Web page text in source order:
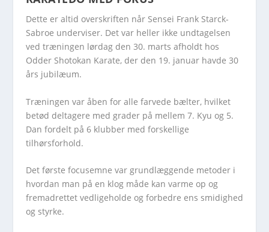
Dette er altid overskriften når Sensei Frank Starck-
Sabroe underviser. Det var heller ikke undtagelsen
ved træningen lørdag den 30. marts afholdt hos
Odder Shotokan Karate, der den 19. januar havde 30
års jubilæum.
Træningen var åben for alle farvede bælter, hvilket
betød deltagere med grader på mellem 7. Kyu og 5.
Dan fordelt på 6 klubber med forskellige
tilhørsforhold.
Det første focusemne var grundlæggende metoder i
hvordan man på en klog måde kan varme op og
fremadrettet vedligeholde og forbedre ens smidighed
og styrke.